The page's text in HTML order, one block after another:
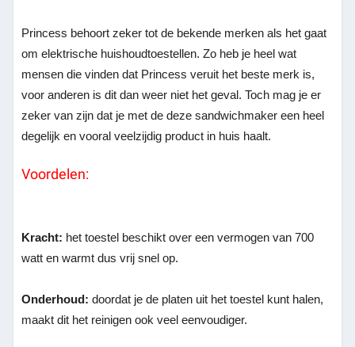
Princess behoort zeker tot de bekende merken als het gaat
om elektrische huishoudtoestellen. Zo heb je heel wat
mensen die vinden dat Princess veruit het beste merk is,
voor anderen is dit dan weer niet het geval. Toch mag je er
zeker van zijn dat je met de deze sandwichmaker een heel
degelijk en vooral veelzijdig product in huis haalt.
Voordelen:
Kracht: het toestel beschikt over een vermogen van 700
watt en warmt dus vrij snel op.
Onderhoud: doordat je de platen uit het toestel kunt halen,
maakt dit het reinigen ook veel eenvoudiger.